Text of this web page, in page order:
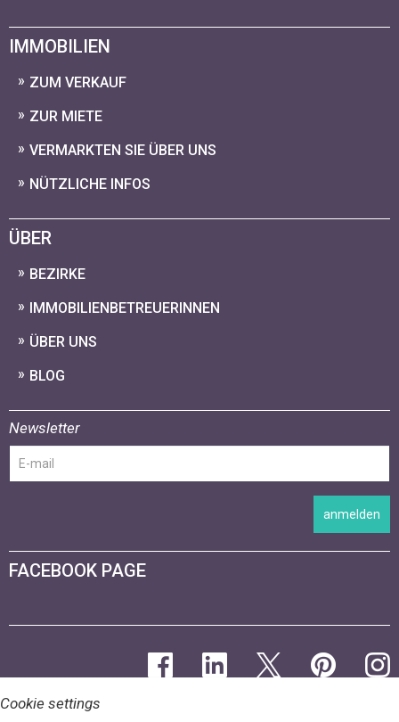
IMMOBILIEN
ZUM VERKAUF
ZUR MIETE
VERMARKTEN SIE ÜBER UNS
NÜTZLICHE INFOS
ÜBER
BEZIRKE
IMMOBILIENBETREUERINNEN
ÜBER UNS
BLOG
Newsletter
anmelden
FACEBOOK PAGE
Cookie settings